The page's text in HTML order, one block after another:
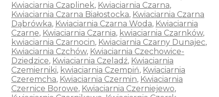
Kwiaciarnia Czaplinek, Kwiaciarnia Czarna,
Kwiaciarnia Czarna Białostocka, Kwiaciarnia Czarna
Dąbrówka, Kwiaciarnia Czarna Woda, Kwiaciarnia
Czarne, Kwiaciarnia Czarnia, kwiaciarnia Czarnków,
kwiaciarnia Czarnocin, Kwiaciarnia Czarny Dunajec,
Kwiaciarnia Czchów, Kwiaciarnia Czechowice-
Dziedzice, Kwiaciarnia Czeladź, Kwiaciarnia
Czemierniki, kwiaciarnia Czempiń, Kwiaciarnia
Czeremcha, Kwiaciarnia Czermin, Kwiaciarnia
Czernice Borowe, Kwiaciarnia Czerniejewo,